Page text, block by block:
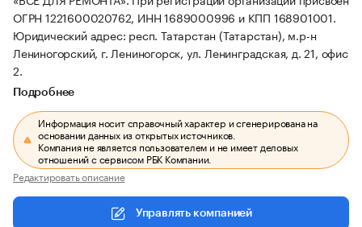
ОГРН 1221600020762, ИНН 1689000996 и КПП 168901001.
Юридический адрес: респ. Татарстан (Татарстан), м.р-н
Лениногорский, г. Лениногорск, ул. Ленинградская, д. 21, офис
2.
Подробнее
Информация носит справочный характер и сгенерирована на
основании данных из открытых источников.
Компания не является пользователем и не имеет деловых
отношений с сервисом РБК Компании.
Редактировать описание
Управлять компанией